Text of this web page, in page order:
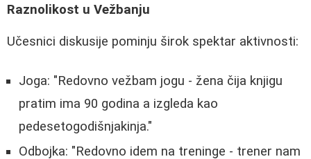
Raznolikost u Vežbanju
Učesnici diskusije pominju širok spektar aktivnosti:
Joga: "Redovno vežbam jogu - žena čija knjigu
pratim ima 90 godina a izgleda kao
pedesetogodišnjakinja."
Odbojka: "Redovno idem na treninge - trener nam